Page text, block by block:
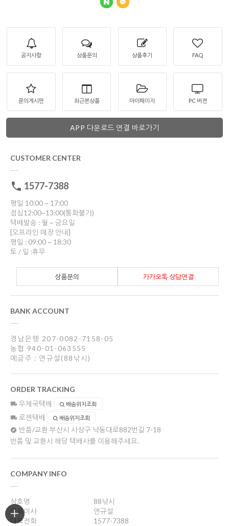
공지사항 상품문의 상품후기 FAQ
문의게시판 최근본상품 마이페이지 PC 버젼
APP 다운로드 연결 바로가기
CUSTOMER CENTER
1577-7388
평일 10:00 ~ 17:00
점심12:00~13:00(통화불가)
택배발송 : 월 ~ 금요일
[오프라인 매장 안내]
평일 : 09:00 ~ 18:30
토 / 일 :휴무
카카오톡 상담연결
상품문의
BANK ACCOUNT
경남은행 207-0082-7158-05
농협 940-01-063555
예금주 : 연규설(88낚시)
ORDER TRACKING
우체국택배 배송위치조회
로젠택배 배송위치조회
반품/교환 부산시 사상구 낙동대로882번길 7-18
반품 및 교환시 해당 택배사를 이용해주세요.
COMPANY INFO
상호명
88낚시
대표이사
연규설
대표전화
1577-7388